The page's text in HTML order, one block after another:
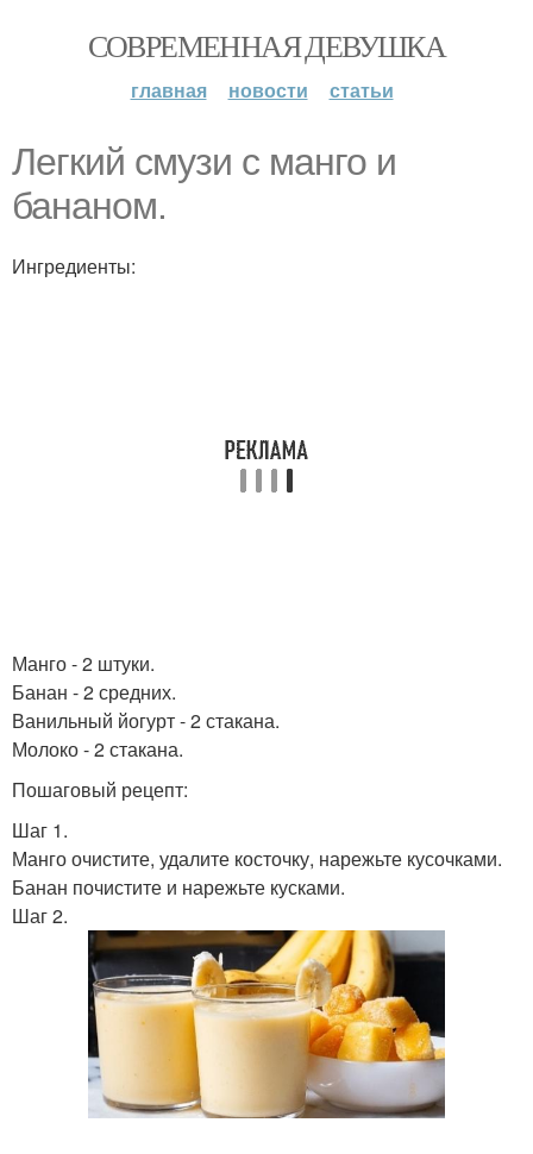
СОВРЕМЕННАЯ ДЕВУШКА
главная новости статьи
Легкий смузи с манго и
бананом.
Ингредиенты:
Манго - 2 штуки.
Банан - 2 средних.
Ванильный йогурт - 2 стакана.
Молоко - 2 стакана.
Пошаговый рецепт:
Шаг 1.
Манго очистите, удалите косточку, нарежьте кусочками.
Банан почистите и нарежьте кусками.
Шаг 2.